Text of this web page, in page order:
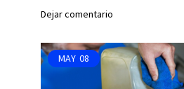
Dejar comentario
MAY 08